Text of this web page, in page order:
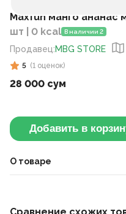
Maxfun манго ананас
шт | 0 kcal В наличии 2
Продавец:MBG STORE
5 (1 оценок)
28 000 сум
Добавить в
О товаре